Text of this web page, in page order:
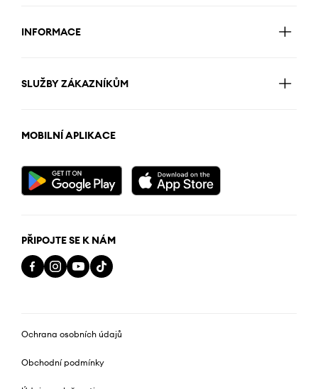
INFORMACE
SLUŽBY ZÁKAZNÍKŮM
MOBILNÍ APLIKACE
PŘIPOJTE SE K NÁM
Ochrana osobních údajů
Obchodní podmínky